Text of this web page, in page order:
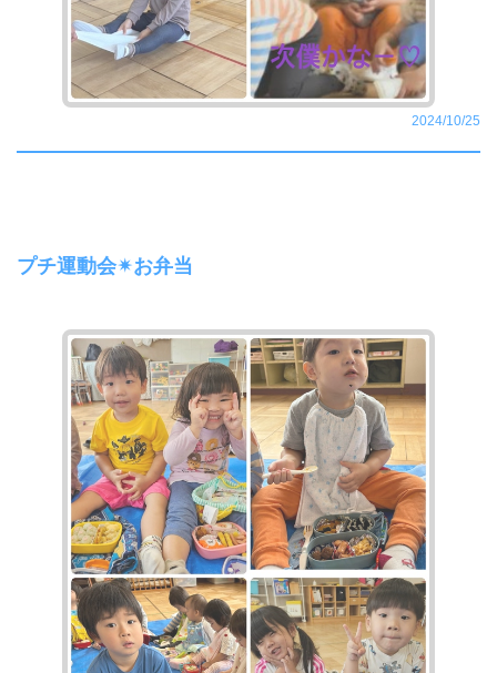
2024/10/25
プチ運動会✴︎お弁当